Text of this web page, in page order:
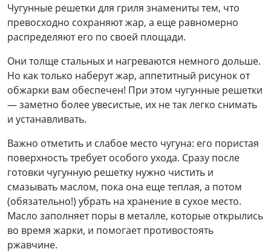
Чугунные решетки для гриля знамениты тем, что
превосходно сохраняют жар, а еще равномерно
распределяют его по своей площади.
Они толще стальных и нагреваются немного дольше.
Но как только наберут жар, аппетитный рисунок от
обжарки вам обеспечен! При этом чугунные решетки
— заметно более увесистые, их не так легко снимать
и устанавливать.
Важно отметить и слабое место чугуна: его пористая
поверхность требует особого ухода. Сразу после
готовки чугунную решетку нужно чистить и
смазывать маслом, пока она еще теплая, а потом
(обязательно!) убрать на хранение в сухое место.
Масло заполняет поры в металле, которые открылись
во время жарки, и помогает противостоять
ржавчине.